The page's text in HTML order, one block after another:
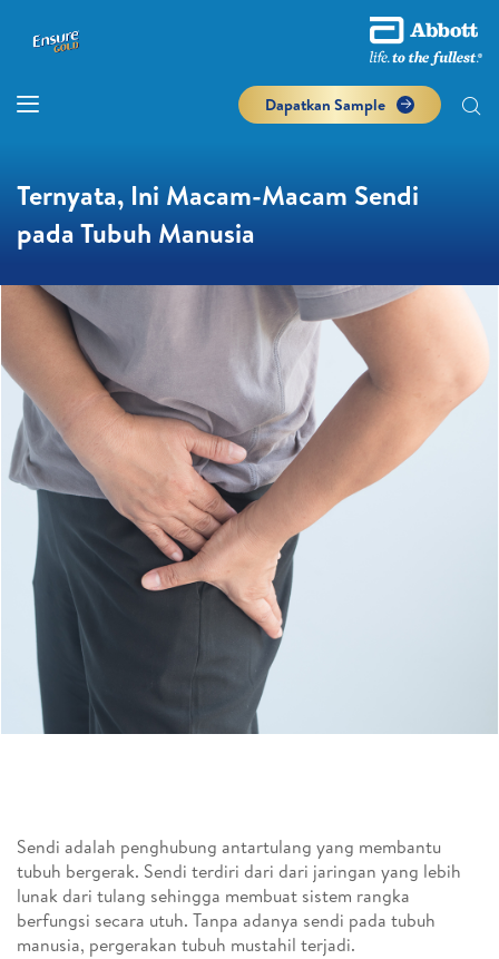
Dapatkan Sample
Ternyata, Ini Macam-Macam Sendi
pada Tubuh Manusia
Sendi adalah penghubung antartulang yang membantu
tubuh bergerak. Sendi terdiri dari dari jaringan yang lebih
lunak dari tulang sehingga membuat sistem rangka
berfungsi secara utuh. Tanpa adanya sendi pada tubuh
manusia, pergerakan tubuh mustahil terjadi.